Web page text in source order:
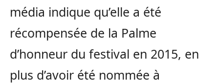
média indique qu’elle a été
récompensée de la Palme
d’honneur du festival en 2015, en
plus d’avoir été nommée à